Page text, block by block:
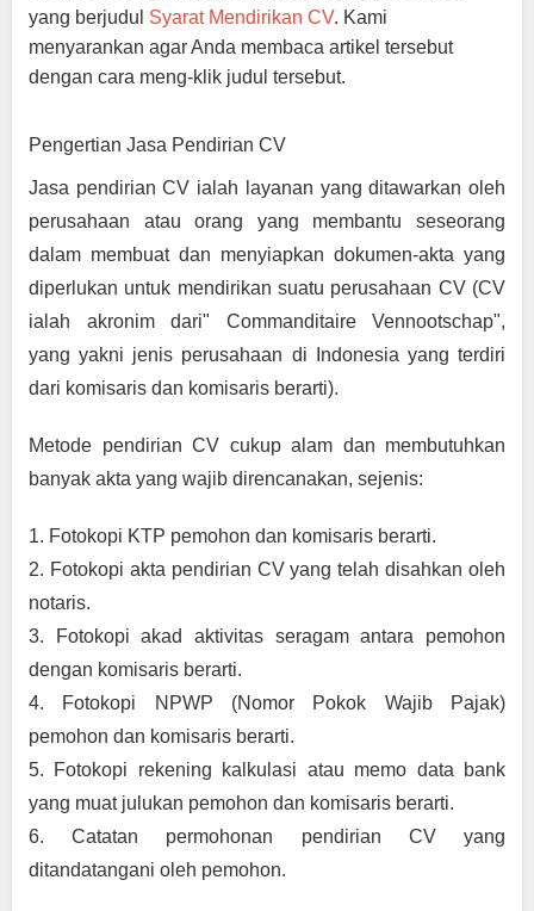
yang berjudul Syarat Mendirikan CV. Kami
menyarankan agar Anda membaca artikel tersebut
dengan cara meng-klik judul tersebut.
Pengertian Jasa Pendirian CV
Jasa pendirian CV ialah layanan yang ditawarkan oleh
perusahaan atau orang yang membantu seseorang
dalam membuat dan menyiapkan dokumen-akta yang
diperlukan untuk mendirikan suatu perusahaan CV (CV
ialah akronim dari" Commanditaire Vennootschap",
yang yakni jenis perusahaan di Indonesia yang terdiri
dari komisaris dan komisaris berarti).
Metode pendirian CV cukup alam dan membutuhkan
banyak akta yang wajib direncanakan, sejenis:
1. Fotokopi KTP pemohon dan komisaris berarti.
2. Fotokopi akta pendirian CV yang telah disahkan oleh
notaris.
3. Fotokopi akad aktivitas seragam antara pemohon
dengan komisaris berarti.
4. Fotokopi NPWP (Nomor Pokok Wajib Pajak)
pemohon dan komisaris berarti.
5. Fotokopi rekening kalkulasi atau memo data bank
yang muat julukan pemohon dan komisaris berarti.
6. Catatan permohonan pendirian CV yang
ditandatangani oleh pemohon.